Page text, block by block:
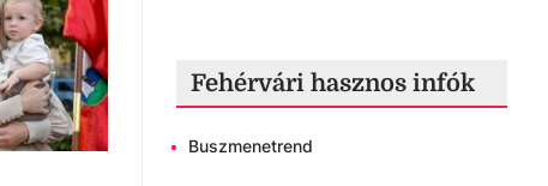
Fehérvári hasznos infók
• Buszmenetrend